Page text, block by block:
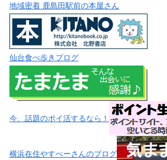
地域密着 鹿島田駅前の本屋さん
仙台食べ歩きブログ
今、話題のポイ活するなら！
横浜在住やすべーさんのブログ